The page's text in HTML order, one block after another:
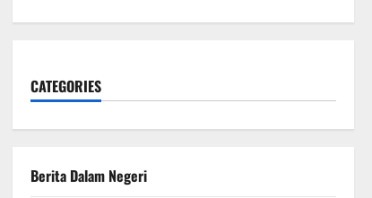
CATEGORIES
Berita Dalam Negeri